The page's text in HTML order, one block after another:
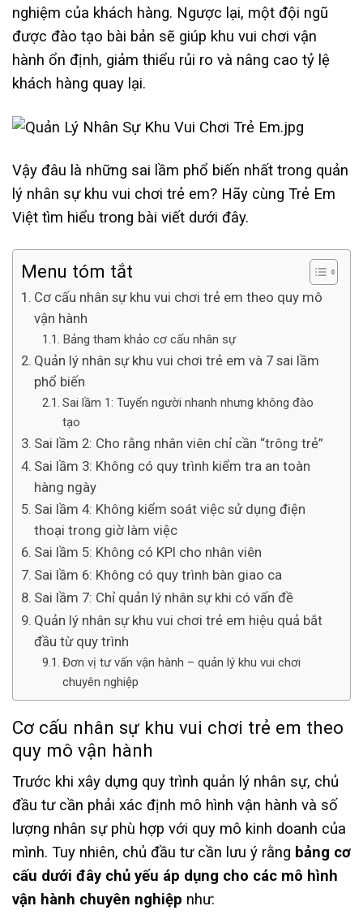
nghiệm của khách hàng. Ngược lại, một đội ngũ
được đào tạo bài bản sẽ giúp khu vui chơi vận
hành ổn định, giảm thiểu rủi ro và nâng cao tỷ lệ
khách hàng quay lại.
Vậy đâu là những sai lầm phổ biến nhất trong quản
lý nhân sự khu vui chơi trẻ em? Hãy cùng Trẻ Em
Việt tìm hiểu trong bài viết dưới đây.
Menu tóm tắt
Cơ cấu nhân sự khu vui chơi trẻ em theo quy mô
vận hành
Bảng tham khảo cơ cấu nhân sự
Quản lý nhân sự khu vui chơi trẻ em và 7 sai lầm
phổ biến
Sai lầm 1: Tuyển người nhanh nhưng không đào
tạo
Sai lầm 2: Cho rằng nhân viên chỉ cần “trông trẻ”
Sai lầm 3: Không có quy trình kiểm tra an toàn
hàng ngày
Sai lầm 4: Không kiểm soát việc sử dụng điện
thoại trong giờ làm việc
Sai lầm 5: Không có KPI cho nhân viên
Sai lầm 6: Không có quy trình bàn giao ca
Sai lầm 7: Chỉ quản lý nhân sự khi có vấn đề
Quản lý nhân sự khu vui chơi trẻ em hiệu quả bắt
đầu từ quy trình
Đơn vị tư vấn vận hành – quản lý khu vui chơi
chuyên nghiệp
Cơ cấu nhân sự khu vui chơi trẻ em theo
quy mô vận hành
Trước khi xây dựng quy trình quản lý nhân sự, chủ
đầu tư cần phải xác định mô hình vận hành và số
lượng nhân sự phù hợp với quy mô kinh doanh của
mình. Tuy nhiên, chủ đầu tư cần lưu ý rằng bảng cơ
cấu dưới đây chủ yếu áp dụng cho các mô hình
vận hành chuyên nghiệp như: